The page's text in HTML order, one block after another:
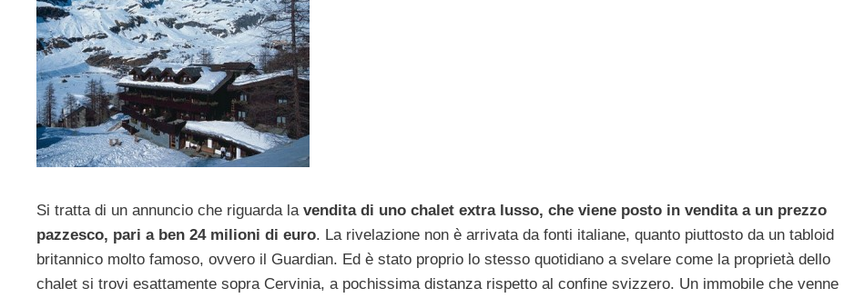
Si tratta di un annuncio che riguarda la vendita di uno chalet extra lusso, che viene posto in vendita a un prezzo
pazzesco, pari a ben 24 milioni di euro. La rivelazione non è arrivata da fonti italiane, quanto piuttosto da un tabloid
britannico molto famoso, ovvero il Guardian. Ed è stato proprio lo stesso quotidiano a svelare come la proprietà dello
chalet si trovi esattamente sopra Cervinia, a pochissima distanza rispetto al confine svizzero. Un immobile che venne